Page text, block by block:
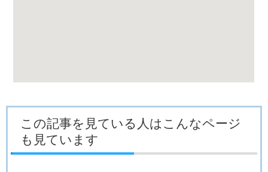
この記事を見ている人はこんなページ
も見ています